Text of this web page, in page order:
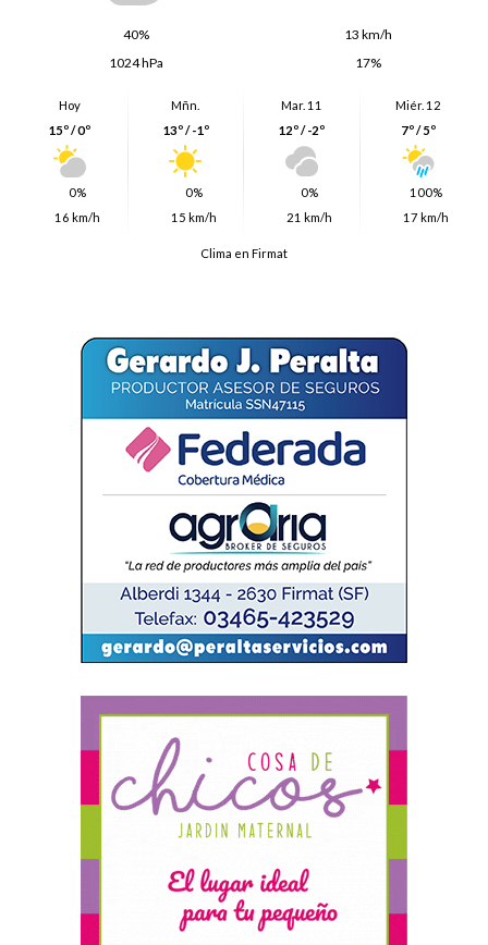
40%
13 km/h
1024 hPa
17%
Hoy
15º / 0º
0%
16 km/h
Mñn.
13º / -1º
0%
15 km/h
Mar. 11
12º / -2º
0%
21 km/h
Miér. 12
7º / 5º
100%
17 km/h
Clima en Firmat